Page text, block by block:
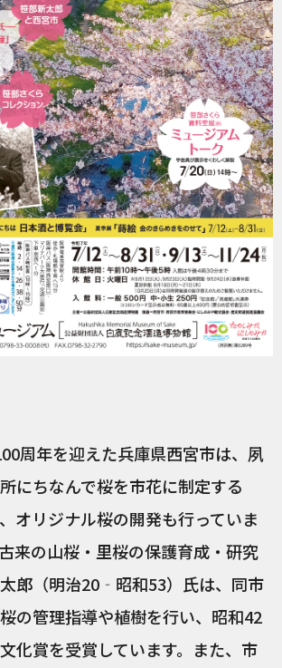
周年を迎えた兵庫県西宮市は、夙
にちなんで桜を市花に制定する
オリジナル桜の開発も行っていま
来の山桜・里桜の保護育成・研究
郎（明治20‐昭和53）氏は、同市
の管理指導や植樹を行い、昭和42
化賞を受賞しています。また、市